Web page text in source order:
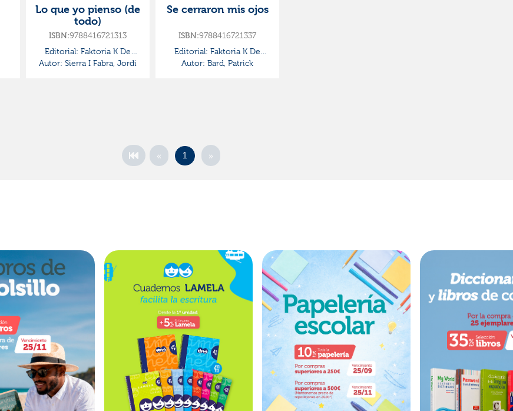
Lo que yo pienso (de
todo)
ISBN:9788416721313
Editorial: Faktoria K De
Libros
Autor: Sierra I Fabra, Jordi
Se cerraron mis ojos
ISBN:9788416721337
Editorial: Faktoria K De
Libros
Autor: Bard, Patrick
« 1 »